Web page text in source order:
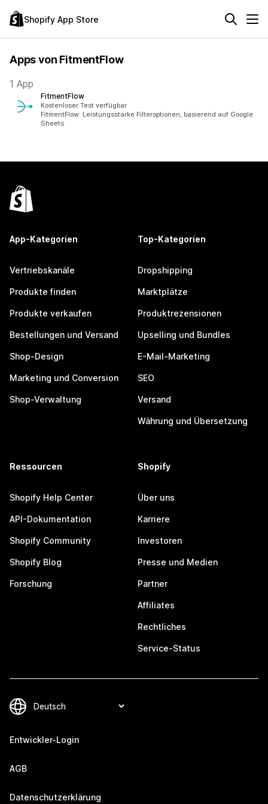
Shopify App Store
Apps von FitmentFlow
1 App
FitmentFlow
Kostenloser Test verfügbar
FitmentFlow: Leistungsstarke Filteroptionen, basierend auf Google
Sheets
App-Kategorien
Vertriebskanäle
Produkte finden
Produkte verkaufen
Bestellungen und Versand
Shop-Design
Marketing und Conversion
Shop-Verwaltung
Top-Kategorien
Dropshipping
Marktplätze
Produktrezensionen
Upselling und Bundles
E-Mail-Marketing
SEO
Versand
Währung und Übersetzung
Ressourcen
Shopify Help Center
API-Dokumentation
Shopify Community
Shopify Blog
Forschung
Shopify
Über uns
Karriere
Investoren
Presse und Medien
Partner
Affiliates
Rechtliches
Service-Status
Entwickler-Login
AGB
Datenschutzerklärung